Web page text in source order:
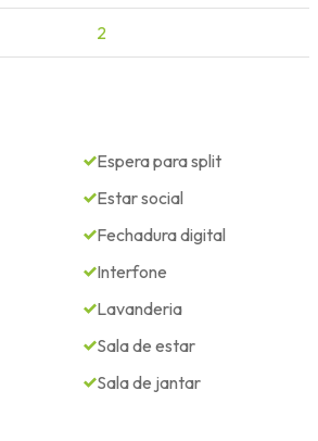
2
Espera para split
Estar social
Fechadura digital
Interfone
Lavanderia
Sala de estar
Sala de jantar